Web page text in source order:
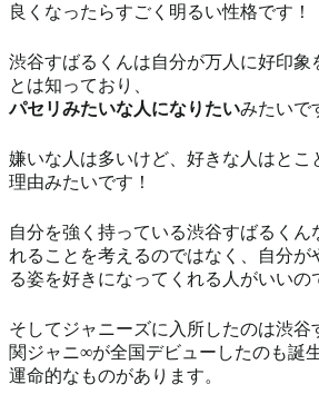
良くなったらすごく明るい性格です！
渋谷すばるくんは自分が万人に好印象
とは知っており、
パセリみたいな人になりたいみたいで
嫌いな人は多いけど、好きな人はとこ
理由みたいです！
自分を強く持っている渋谷すばるく
れることを考えるのではなく、自分が
る姿を好きになってくれる人がいいの
そしてジャニーズに入所したのは渋谷
関ジャニ∞が全国デビューしたのも誕
運命的なものがあります。